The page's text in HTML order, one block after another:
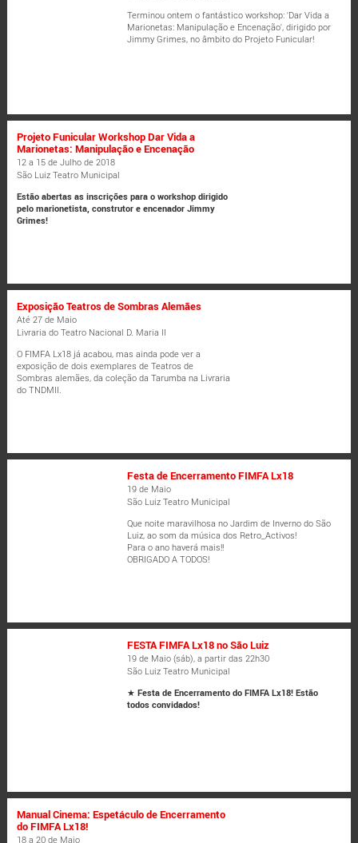
Terminou ontem o fantástico workshop: 'Dar Vida a
Marionetas: Manipulação e Encenação', dirigido por
Jimmy Grimes, no âmbito do Projeto Funicular!
Projeto Funicular Workshop Dar Vida a
Marionetas: Manipulação e Encenação
12 a 15 de Julho de 2018
São Luiz Teatro Municipal
Estão abertas as inscrições para o workshop dirigido
pelo marionetista, construtor e encenador Jimmy
Grimes!
Exposição Teatros de Sombras Alemães
Até 27 de Maio
Livraria do Teatro Nacional D. Maria II
O FIMFA Lx18 já acabou, mas ainda pode ver a
exposição de dois exemplares de Teatros de
Sombras alemães, da coleção da Tarumba na Livraria
do TNDMII.
Festa de Encerramento FIMFA Lx18
19 de Maio
São Luiz Teatro Municipal
Que noite maravilhosa no Jardim de Inverno do São
Luiz, ao som da música dos Retro_Activos!
Para o ano haverá mais!!
OBRIGADO A TODOS!
FESTA FIMFA Lx18 no São Luiz
19 de Maio (sáb), a partir das 22h30
São Luiz Teatro Municipal
★Festa de Encerramento do FIMFA Lx18! Estão
todos convidados!
Manual Cinema: Espetáculo de Encerramento
do FIMFA Lx18!
18 a 20 de Maio